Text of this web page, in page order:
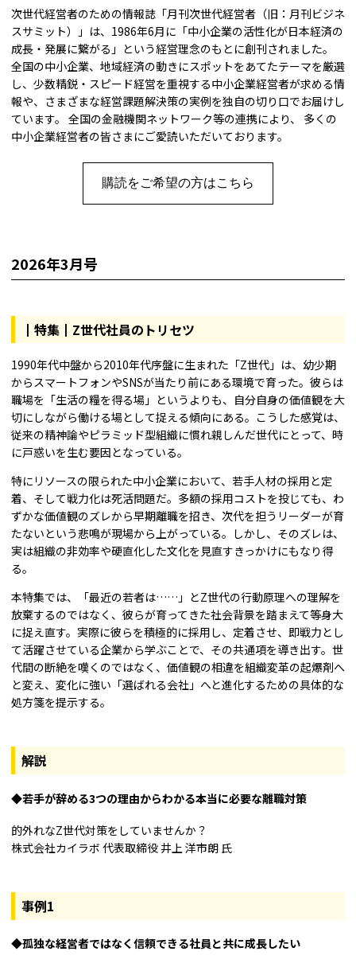
次世代経営者のための情報誌「月刊次世代経営者（旧：月刊ビジネ
スサミット）」は、1986年6月に「中小企業の活性化が日本経済の
成長・発展に繋がる」という経営理念のもとに創刊されました。
全国の中小企業、地域経済の動きにスポットをあてたテーマを厳選
し、少数精鋭・スピード経営を重視する中小企業経営者が求める情
報や、さまざまな経営課題解決策の実例を独自の切り口でお届けし
ています。 全国の金融機関ネットワーク等の連携により、 多くの
中小企業経営者の皆さまにご愛読いただいております。
購読をご希望の方はこちら
2026年3月号
┃特集┃Z世代社員のトリセツ
1990年代中盤から2010年代序盤に生まれた「Z世代」は、幼少期
からスマートフォンやSNSが当たり前にある環境で育った。彼らは
職場を「生活の糧を得る場」というよりも、自分自身の価値観を大
切にしながら働ける場として捉える傾向にある。こうした感覚は、
従来の精神論やピラミッド型組織に慣れ親しんだ世代にとって、時
に戸惑いを生む要因となっている。
特にリソースの限られた中小企業において、若手人材の採用と定
着、そして戦力化は死活問題だ。多額の採用コストを投じても、わ
ずかな価値観のズレから早期離職を招き、次代を担うリーダーが育
たないという悲鳴が現場から上がっている。しかし、そのズレは、
実は組織の非効率や硬直化した文化を見直すきっかけにもなり得
る。
本特集では、「最近の若者は……」とZ世代の行動原理への理解を
放棄するのではなく、彼らが育ってきた社会背景を踏まえて等身大
に捉え直す。実際に彼らを積極的に採用し、定着させ、即戦力とし
て活躍させている企業から学ぶことで、その共通項を導き出す。世
代間の断絶を嘆くのではなく、価値観の相違を組織変革の起爆剤へ
と変え、変化に強い「選ばれる会社」へと進化するための具体的な
処方箋を提示する。
解説
若手が辞める3つの理由からわかる本当に必要な離職対策
的外れなZ世代対策をしていませんか？
株式会社カイラボ 代表取締役 井上 洋市朗 氏
事例1
孤独な経営者ではなく信頼できる社員と共に成長したい